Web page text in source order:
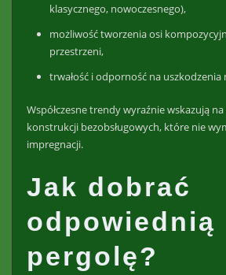
klasycznego, nowoczesnego),
możliwość tworzenia osi
przestrzeni,
trwałość i odporność na uszkodzenia
Współczesne trendy wyraźnie wskazują
konstrukcji bezobsługowych, które nie
impregnacji.
Jak dobrać
odpowiednią
pergolę?